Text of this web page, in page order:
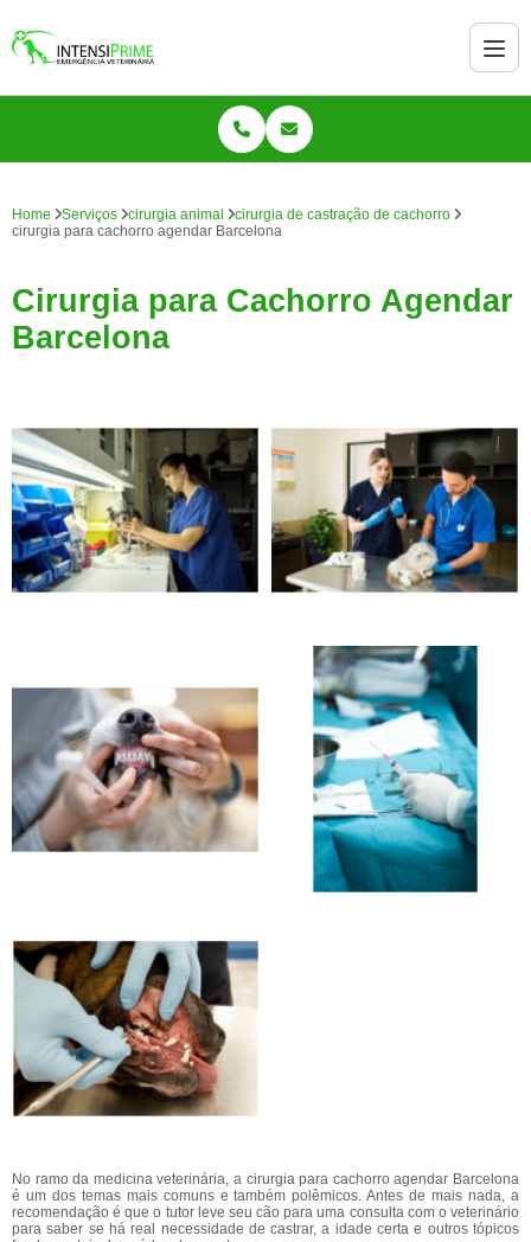
Home Serviços cirurgia animal
cirurgia de castração de cachorro
cirurgia para cachorro agendar Barcelona
Cirurgia para Cachorro Agendar
Barcelona
No ramo da medicina veterinária, a cirurgia para cachorro agendar Barcelona
é um dos temas mais comuns e também polêmicos. Antes de mais nada, a
recomendação é que o tutor leve seu cão para uma consulta com o veterinário
para saber se há real necessidade de castrar, a idade certa e outros tópicos